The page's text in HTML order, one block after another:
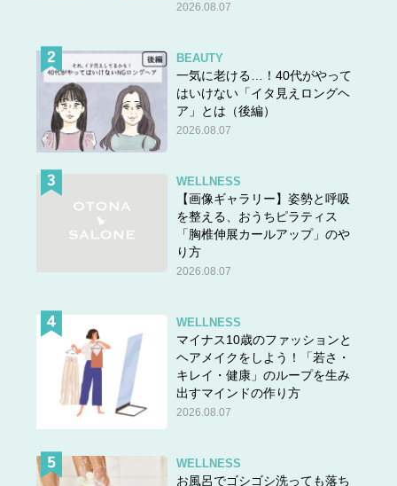
2026.08.07
BEAUTY
一気に老ける…！40代がやって
はいけない「イタ見えロングヘ
ア」とは（後編）
2026.08.07
WELLNESS
【画像ギャラリー】姿勢と呼吸
を整える、おうちピラティス
「胸椎伸展カールアップ」のや
り方
2026.08.07
WELLNESS
マイナス10歳のファッションと
ヘアメイクをしよう！「若さ・
キレイ・健康」のループを生み
出すマインドの作り方
2026.08.07
WELLNESS
お風呂でゴシゴシ洗っても落ち